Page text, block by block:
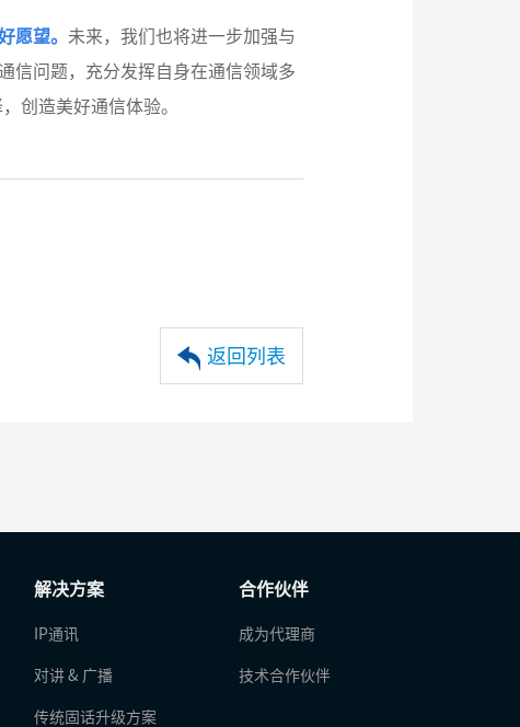
愿望。 未来，我们也将进一步加强与
信问题，充分发挥自身在通信领域多
创造美好通信体验。
返回列表
解决方案
IP通讯
对讲 & 广播
传统固话升级方案
合作伙伴
成为代理商
技术合作伙伴